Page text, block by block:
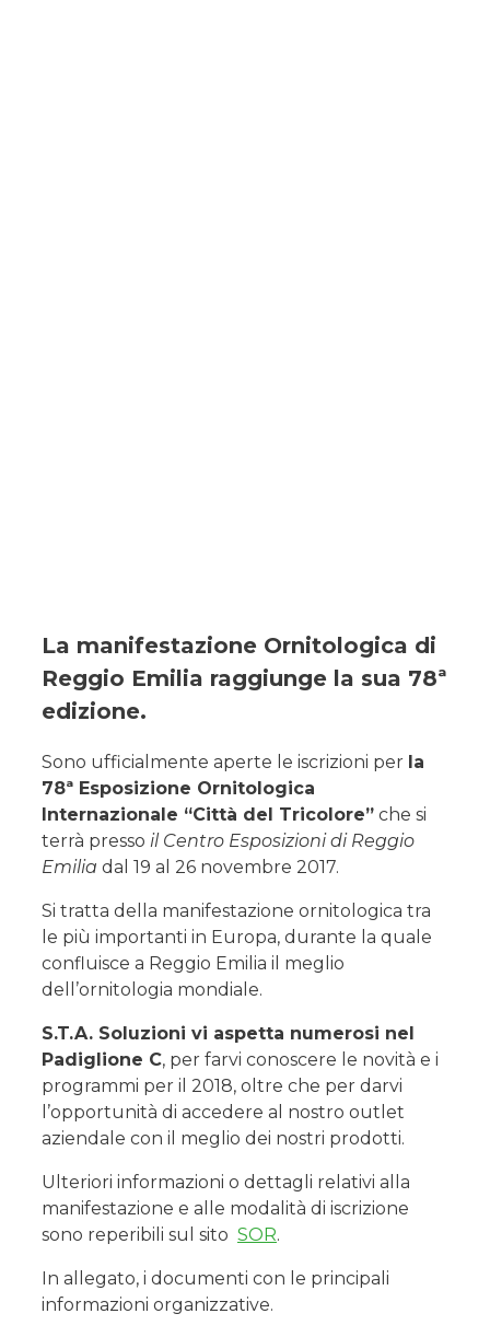
La manifestazione Ornitologica di
Reggio Emilia raggiunge la sua 78ª
edizione.
Sono ufficialmente aperte le iscrizioni per la
78ª Esposizione Ornitologica
Internazionale “Città del Tricolore” che si
terrà presso il Centro Esposizioni di Reggio
Emilia dal 19 al 26 novembre 2017.
Si tratta della manifestazione ornitologica tra
le più importanti in Europa, durante la quale
confluisce a Reggio Emilia il meglio
dell’ornitologia mondiale.
S.T.A. Soluzioni vi aspetta numerosi nel
Padiglione C, per farvi conoscere le novità e i
programmi per il 2018, oltre che per darvi
l’opportunità di accedere al nostro outlet
aziendale con il meglio dei nostri prodotti.
Ulteriori informazioni o dettagli relativi alla
manifestazione e alle modalità di iscrizione
sono reperibili sul sito SOR.
In allegato, i documenti con le principali
informazioni organizzative.